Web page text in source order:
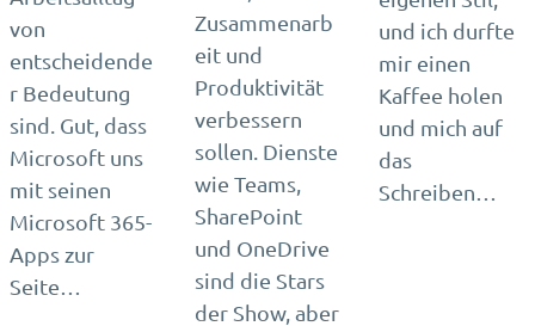
von
entscheidende
r Bedeutung
sind. Gut, dass
Microsoft uns
mit seinen
Microsoft 365-
Apps zur
Seite…
Zusammenarb
eit und
Produktivität
verbessern
sollen. Dienste
wie Teams,
SharePoint
und OneDrive
sind die Stars
der Show, aber
und ich durfte
mir einen
Kaffee holen
und mich auf
das
Schreiben…